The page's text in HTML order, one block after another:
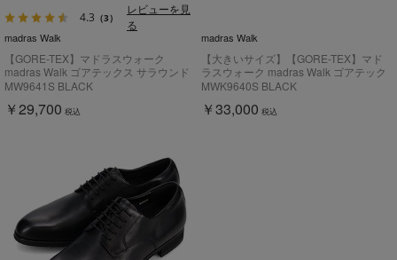
4.3 （3）
レビューを見
る
madras Walk
【GORE-TEX】マドラスウォーク
madras Walk ゴアテックス サラウンド
フットウェア 外羽根プレーントウドレ
MW9641S BLACK
￥29,700 税込
madras Walk
【大きいサイズ】【GORE-TEX】マド
ラスウォーク madras Walk ゴアテック
ス サラウンド フットウェア 内羽根ス
MWK9640S
MWK9640S BLACK
￥33,000 税込